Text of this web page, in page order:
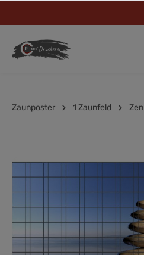
Zaunposter 1 Zaunfeld Zen